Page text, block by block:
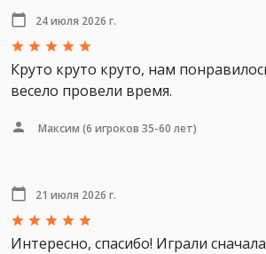
24 июля 2026 г.
Круто круто круто, нам
весело провели время.
Максим (6 игроков 35-60 лет)
21 июля 2026 г.
Интересно, спасибо! Играли